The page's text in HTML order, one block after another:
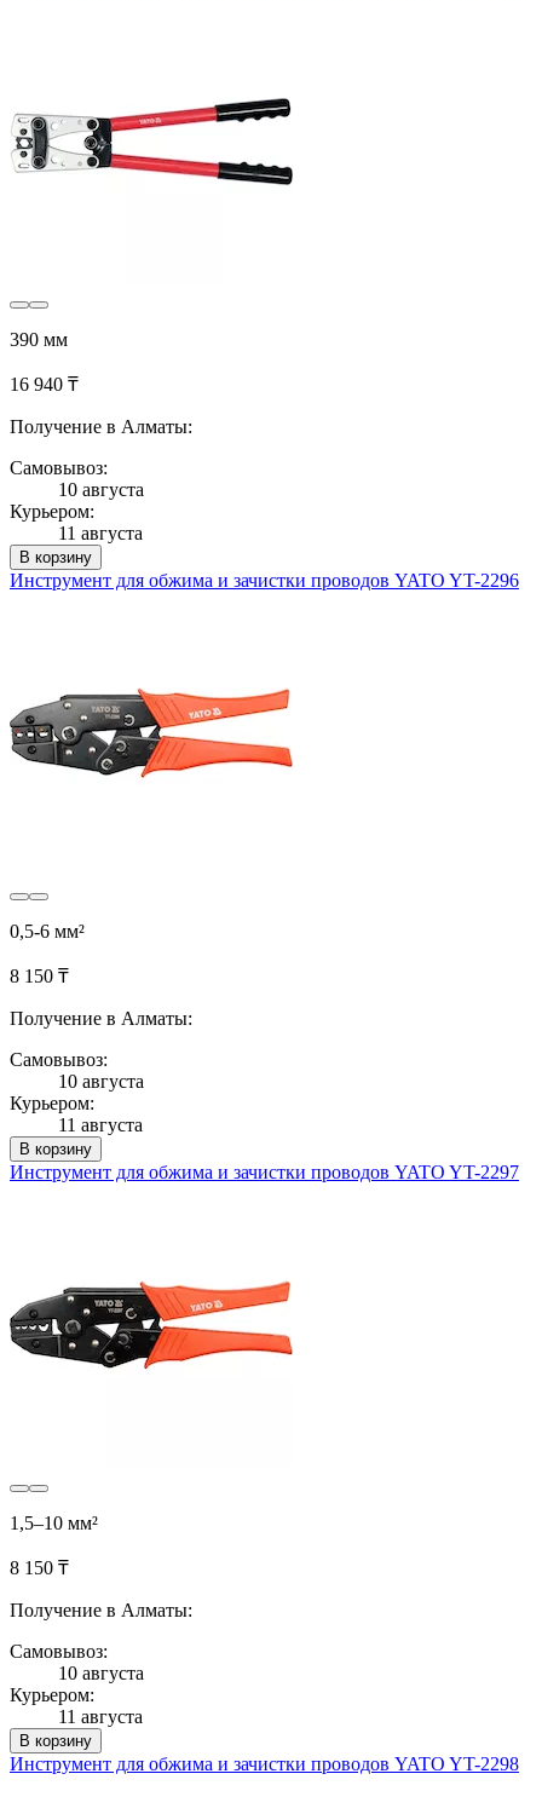
390 мм
16 940 ₸
Получение в Алматы:
Самовывоз:
10 августа
Курьером:
11 августа
В корзину
Инструмент для обжима и зачистки проводов YATO YT-2296
0,5-6 мм²
8 150 ₸
Получение в Алматы:
Самовывоз:
10 августа
Курьером:
11 августа
В корзину
Инструмент для обжима и зачистки проводов YATO YT-2297
1,5–10 мм²
8 150 ₸
Получение в Алматы:
Самовывоз:
10 августа
Курьером:
11 августа
В корзину
Инструмент для обжима и зачистки проводов YATO YT-2298